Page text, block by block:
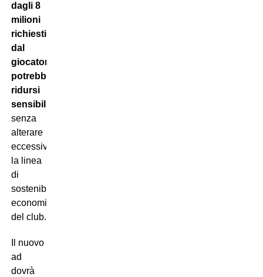
dagli 8
milioni
richiesti
dal
giocatore
potrebbe
ridursi
sensibilmente
senza
alterare
eccessivamente
la linea
di
sostenibilità
economica
del club.
Il nuovo
ad
dovrà